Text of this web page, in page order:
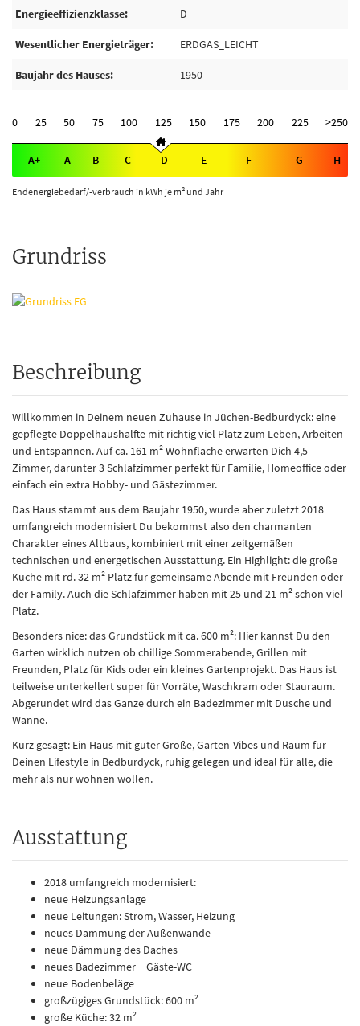
Energieeffizienzklasse D
Wesentlicher Energieträger ERDGAS_LEICHT
Baujahr des Hauses 1950
0 25 50 75 100 125 150 175 200 225 >250
A+ A B C D E F G H
Endenergiebedarf/-verbrauch in kWh je m² und Jahr
Grundriss
Beschreibung
Willkommen in Deinem neuen Zuhause in Jüchen-Bedburdyck: eine
gepflegte Doppelhaushälfte mit richtig viel Platz zum Leben, Arbeiten
und Entspannen. Auf ca. 161 m² Wohnfläche erwarten Dich 4,5
Zimmer, darunter 3 Schlafzimmer perfekt für Familie, Homeoffice oder
einfach ein extra Hobby- und Gästezimmer.
Das Haus stammt aus dem Baujahr 1950, wurde aber zuletzt 2018
umfangreich modernisiert Du bekommst also den charmanten
Charakter eines Altbaus, kombiniert mit einer zeitgemäßen
technischen und energetischen Ausstattung. Ein Highlight: die große
Küche mit rd. 32 m² Platz für gemeinsame Abende mit Freunden oder
der Family. Auch die Schlafzimmer haben mit 25 und 21 m² schön viel
Platz.
Besonders nice: das Grundstück mit ca. 600 m²: Hier kannst Du den
Garten wirklich nutzen ob chillige Sommerabende, Grillen mit
Freunden, Platz für Kids oder ein kleines Gartenprojekt. Das Haus ist
teilweise unterkellert super für Vorräte, Waschkram oder Stauraum.
Abgerundet wird das Ganze durch ein Badezimmer mit Dusche und
Wanne.
Kurz gesagt: Ein Haus mit guter Größe, Garten-Vibes und Raum für
Deinen Lifestyle in Bedburdyck, ruhig gelegen und ideal für alle, die
mehr als nur wohnen wollen.
Ausstattung
2018 umfangreich modernisiert:
neue Heizungsanlage
neue Leitungen: Strom, Wasser, Heizung
neues Dämmung der Außenwände
neue Dämmung des Daches
neues Badezimmer + Gäste-WC
neue Bodenbeläge
großzügiges Grundstück: 600 m²
große Küche: 32 m²